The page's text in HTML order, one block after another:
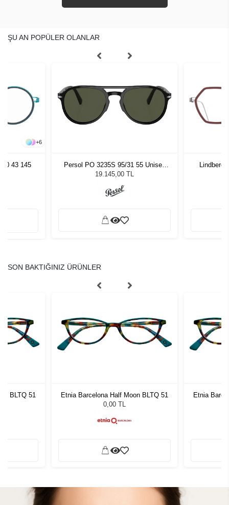
ŞU AN POPÜLER OLANLAR
+6
43 145
Persol PO 3235S 95/31 55 Unisex
Güneş Gözlüğü
19.145,00 TL
Lindberg
SON BAKTIĞINIZ ÜRÜNLER
BLTQ 51
Etnia Barcelona Half Moon BLTQ 51
0,00 TL
Etnia